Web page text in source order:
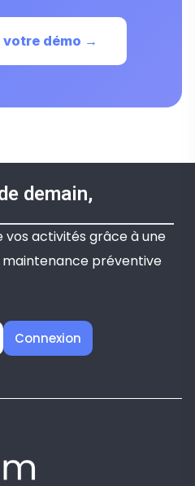
votre démo →
demain,
vos activités grâce à une
préventive
Connexion